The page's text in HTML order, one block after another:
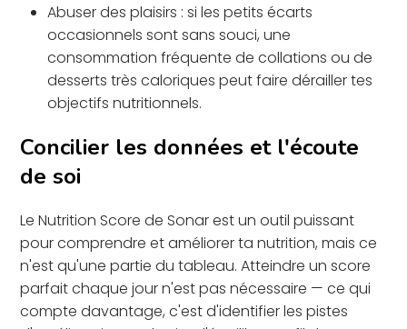
Abuser des plaisirs : si les petits écarts
occasionnels sont sans souci, une
consommation fréquente de collations ou de
desserts très caloriques peut faire dérailler tes
objectifs nutritionnels.
Concilier les données et l'écoute
de soi
Le Nutrition Score de Sonar est un outil puissant
pour comprendre et améliorer ta nutrition, mais ce
n'est qu'une partie du tableau. Atteindre un score
parfait chaque jour n'est pas nécessaire — ce qui
compte davantage, c'est d'identifier les pistes